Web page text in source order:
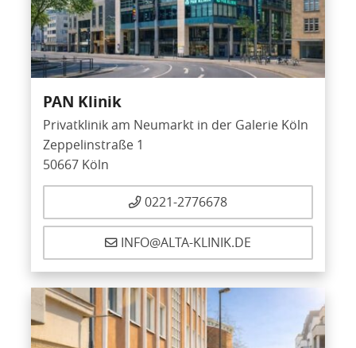
PAN Klinik
Privatklinik am Neumarkt in der Galerie Köln
Zeppelinstraße 1
50667 Köln
0221-2776678
INFO@ALTA-KLINIK.DE